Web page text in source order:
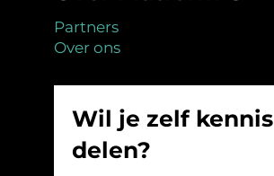
Partners
Over ons
Wil je zelf kennis
delen?